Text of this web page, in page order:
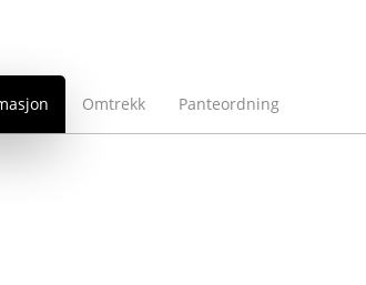
Omtrekk Panteordning